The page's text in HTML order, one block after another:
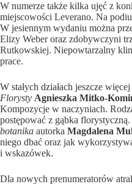
W numerze także kilka ujęć z
miejscowości Leverano. Na
W jesiennym wydaniu można
Elizy Weber oraz zdobywczyni
Rutkowskiej. Niepowtarzalny
prace.
W stałych działach jeszcze
Florysty Agnieszka Mitko-
Kompozycje w naczyniach.
postępować z gąbka
botanika autorka Magdalena
niego dbać oraz jak
i wskazówek.
Dla nowych prenumeratorów